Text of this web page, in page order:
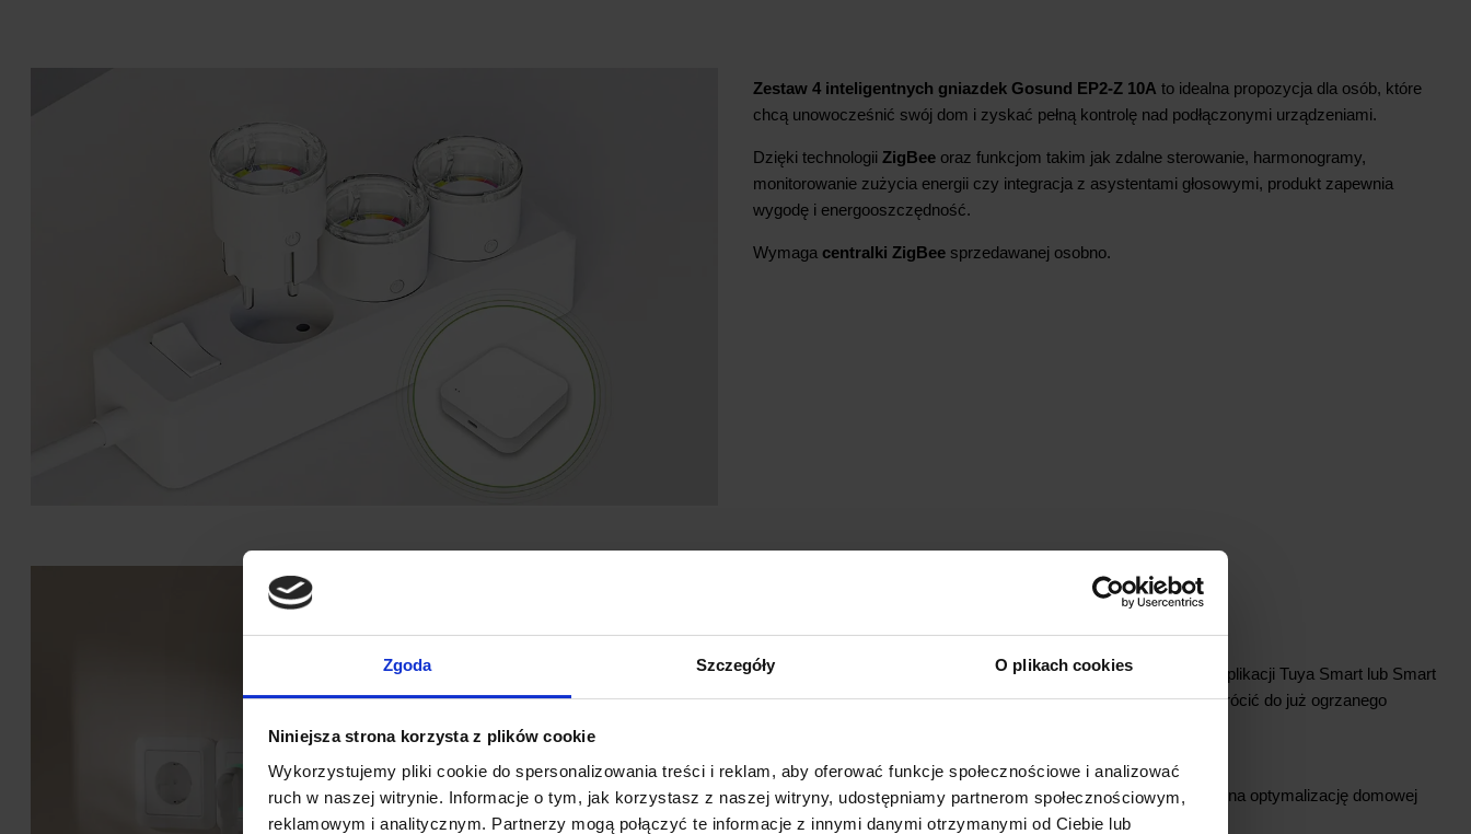
Zgoda Szczegóły O plikach cookies
Niniejsza strona korzysta z plików cookie
Wykorzystujemy pliki cookie do spersonalizowania treści i reklam, aby oferować funkcje społecznościowe i analizować
ruch w naszej witrynie. Informacje o tym, jak korzystasz z naszej witryny, udostępniamy partnerom społecznościowym,
reklamowym i analitycznym. Partnerzy mogą połączyć te informacje z innymi danymi otrzymanymi od Ciebie lub
Zestaw 4 inteligentnych gniazdek Gosund EP2-Z 10A to idealna propozycja dla osób, które
chcą unowocześnić swój dom i zyskać pełną kontrolę nad podłączonymi urządzeniami.
Dzięki technologii ZigBee oraz funkcjom takim jak zdalne sterowanie, harmonogramy,
monitorowanie zużycia energii czy integracja z asystentami głosowymi, produkt zapewnia
wygodę i energooszczędność.
Wymaga centralki ZigBee sprzedawanej osobno.
GŁÓWNE CECHY PRODUKTU
Steruj urządzeniami z dowolnego miejsca na świecie za pomocą aplikacji Tuya Smart lub Smart
Life. Idealne rozwiązanie dla osób zapominalskich lub chcących wrócić do już ogrzanego
Monitorowanie zużycia energii
Funkcja śledzenia zużycia prądu w czasie rzeczywistym pozwala na optymalizację domowej
energetyki i generowanie oszczędności.